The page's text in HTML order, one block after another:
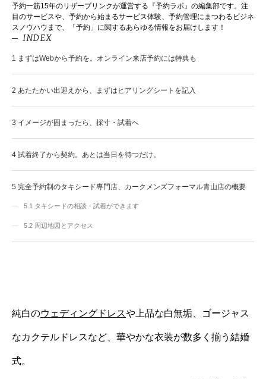
予約一筋15年のリザーブリンクが運営する『予約ラボ』の編集部です。注
目のサービスや、予約から始まるサービス体験、予約管理にまつわるビジネ
スノウハウまで、「予約」に関するあらゆる情報をお届けします！
INDEX
1 まずはWebから予約を。オンライン来店予約には特典も
2 あたたかい出迎えから、まずはヒアリングシートを記入
3 イメージが固まったら、採寸・試着へ
4 試着終了から契約。あとは当日を待つだけ。
5 完全予約制のタキシード専門店、カークメンズフォーマル青山店の概要
5.1 タキシードの相談・試着ができます
5.2 周辺地図とアクセス
純白のウェディングドレスや上品な白無垢、ゴージャス
なカクテルドレスなど、華やかな衣装が数多く揃う結婚
式。